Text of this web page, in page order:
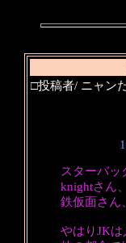
□投稿者/ ニャン
スターバッ
knightさん
鉄仮面さん
やはりJKは